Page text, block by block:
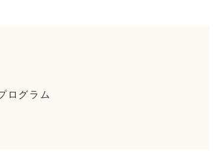
ログラム